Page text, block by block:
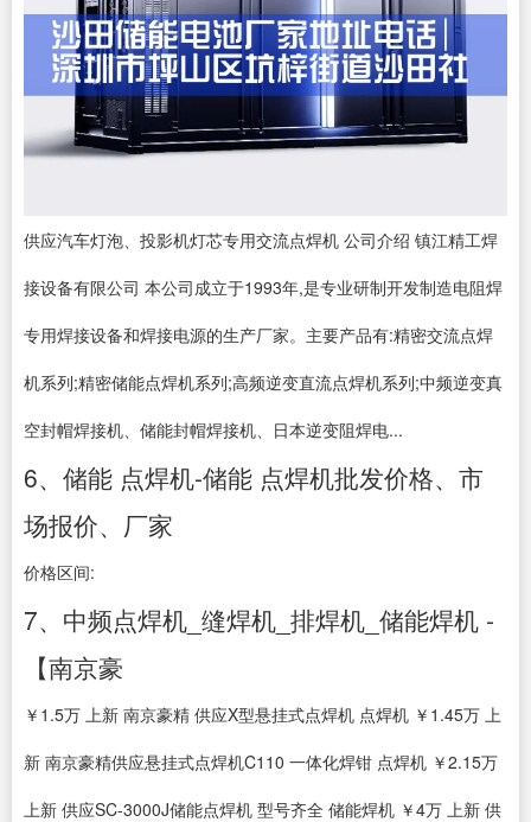
供应汽车灯泡、投影机灯芯专用交流点焊机 公司介绍 镇江精工焊
接设备有限公司 本公司成立于1993年,是专业研制开发制造电阻焊
专用焊接设备和焊接电源的生产厂家。主要产品有:精密交流点焊
机系列;精密储能点焊机系列;高频逆变直流点焊机系列;中频逆变真
空封帽焊接机、储能封帽焊接机、日本逆变阻焊电...
6、储能 点焊机-储能 点焊机批发价格、市
场报价、厂家
价格区间:
7、中频点焊机_缝焊机_排焊机_储能焊机 -
【南京豪
￥1.5万 上新 南京豪精 供应X型悬挂式点焊机 点焊机 ￥1.45万 上
新 南京豪精供应悬挂式点焊机C110 一体化焊钳 点焊机 ￥2.15万
上新 供应SC-3000J储能点焊机 型号齐全 储能焊机 ￥4万 上新 供